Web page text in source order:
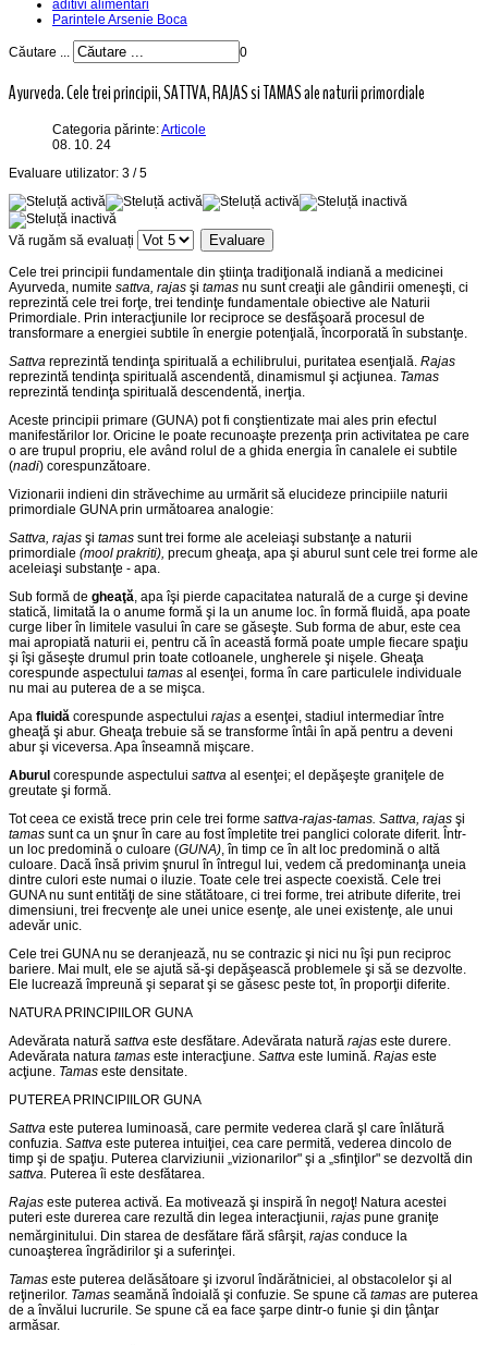
aditivi alimentari
Parintele Arsenie Boca
Căutare ... 0
Ayurveda. Cele trei principii, SATTVA, RAJAS si TAMAS ale naturii primordiale
Categoria părinte:Articole
08. 10. 24
Evaluare utilizator: 3 /5
Vă rugăm să evaluați
Cele trei principii fundamentale din ştiinţa tradiţională indiană a medicinei
Ayurveda, numite sattva, rajas şi tamas nu sunt creaţii ale gândirii omeneşti, ci
reprezintă cele trei forţe, trei tendinţe fundamentale obiective ale Naturii
Primordiale. Prin inter­acţiunile lor reciproce se desfăşoară procesul de
transformare a energiei subtile în energie potenţială, încorporată în substanţe.
Sattva reprezintă tendinţa spirituală a echilibrului, puritatea esenţială. Rajas
reprezintă tendinţa spirituală ascendentă, dinamismul şi acţiunea. Tamas
reprezintă tendinţa spirituală descendentă, inerţia.
Aceste principii primare (GUNA) pot fi conştientizate mai ales prin efectul
manifestărilor lor. Oricine le poate recunoaşte prezenţa prin activitatea pe care
o are trupul propriu, ele având rolul de a ghida energia în canalele ei subtile
(nadi) corespunzătoare.
Vizionarii indieni din străvechime au urmărit să elucideze principiile naturii
primordiale GUNA prin următoarea analogie:
Sattva, rajas şi tamas sunt trei forme ale aceleiaşi substanţe a naturii
primordiale (mool prakriti), precum gheaţa, apa şi aburul sunt cele trei forme ale
aceleiaşi substanţe - apa.
Sub formă de gheaţă, apa îşi pierde capacitatea naturală de a curge şi devine
statică, limitată la o anume formă şi la un anume loc. în formă fluidă, apa poate
curge liber în limitele vasului în care se găseşte. Sub forma de abur, este cea
mai apropiată naturii ei, pentru că în această formă poate umple fiecare spaţiu
şi îşi găseşte drumul prin toate cotloanele, ungherele şi nişele. Gheaţa
corespunde aspectului tamas al esenţei, forma în care particulele individuale
nu mai au puterea de a se mişca.
Apa fluidă corespunde aspectului rajas a esenţei, stadiul intermediar între
gheaţă şi abur. Gheaţa trebuie să se transforme întâi în apă pentru a deveni
abur şi viceversa. Apa înseamnă mişcare.
Aburul corespunde aspectului sattva al esenţei; el depăşeşte graniţele de
greutate şi formă.
Tot ceea ce există trece prin cele trei forme sattva-rajas-tamas. Sattva, rajas şi
tamas sunt ca un şnur în care au fost împletite trei panglici colorate diferit. Într-
un loc predomină o culoare (GUNA), în timp ce în alt loc predomină o altă
culoare. Dacă însă privim şnurul în întregul lui, vedem că predominanţa uneia
dintre culori este numai o iluzie. Toate cele trei aspecte coexistă. Cele trei
GUNA nu sunt entităţi de sine stătătoare, ci trei forme, trei atribute diferite, trei
dimensiuni, trei frecvenţe ale unei unice esenţe, ale unei existenţe, ale unui
adevăr unic.
Cele trei GUNA nu se deranjează, nu se contrazic şi nici nu îşi pun reciproc
bariere. Mai mult, ele se ajută să-şi depăşească pro­blemele şi să se dezvolte.
Ele lucrează împreună şi separat şi se găsesc peste tot, în proporţii diferite.
NATURA PRINCIPIILOR GUNA
Adevărata natură sattva este desfătare. Adevărata natură rajas este durere.
Adevărata natura tamas este interacţiune. Sattva este lumină. Rajas este
acţiune. Tamas este densitate.
PUTEREA PRINCIPIILOR GUNA
Sattva este puterea luminoasă, care permite vederea clară şl care înlătură
confuzia. Sattva este puterea intuiţiei, cea care permită, vederea dincolo de
timp şi de spaţiu. Puterea clarviziunii „vizionarilor" şi a „sfinţilor" se dezvoltă din
sattva. Puterea îi este desfătarea.
Rajas este puterea activă. Ea motivează şi inspiră în negoţ! Natura acestei
puteri este durerea care rezultă din legea interac­ţiunii, rajas pune graniţe
nemărginitului. Din starea de desfătare fără sfârşit, rajas conduce la
cunoaşterea îngrădirilor şi a suferinţei.
Tamas este puterea delăsătoare şi izvorul îndărătniciei, al obsta­colelor şi al
reţinerilor. Tamas seamănă îndoială şi confuzie. Se spune că tamas are puterea
de a învălui lucrurile. Se spune că ea face şarpe dintr-o funie şi din ţânţar
armăsar.